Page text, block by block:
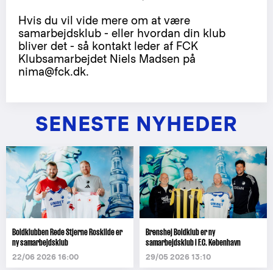
Hvis du vil vide mere om at være
samarbejdsklub - eller hvordan din klub
bliver det - så kontakt leder af FCK
Klubsamarbejdet Niels Madsen på
nima@fck.dk.
SENESTE NYHEDER
Boldklubben Røde Stjerne Roskilde er
ny samarbejdsklub
22/06 2026 16:00
Brønshøj Boldklub er ny
samarbejdsklub i F.C. København
29/05 2026 13:10